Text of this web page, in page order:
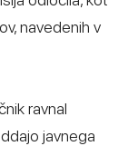
navedenih v
ravnal
javnega